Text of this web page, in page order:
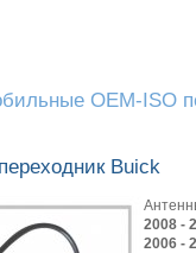
OEM-ISO
Buick
2008 -
2006 -